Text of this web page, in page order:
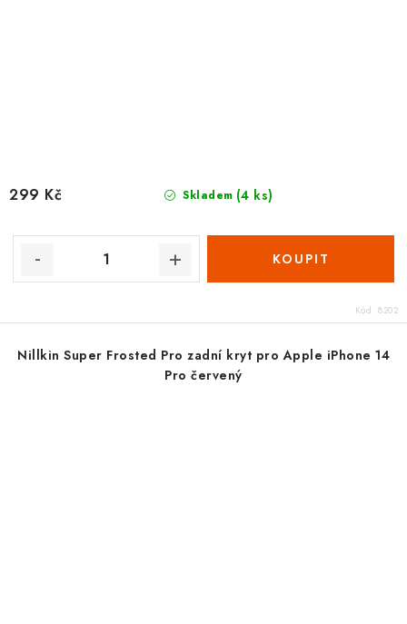
Skladem (4 ks)
299 Kč
Kód: 8202
Nillkin Super Frosted Pro zadní kryt pro Apple iPhone 14
Pro červený